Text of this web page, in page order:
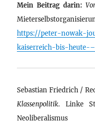
Mein Beitrag darin:
https://peter-nowak-
kaiserreich-bis-heute-
Sebastian Friedrich /
Klassenpolitik. Linke
Neoliberalismus